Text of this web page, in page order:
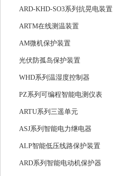
ARD-KHD-SO3系列抗晃电装置
ARTM在线测温装置
AM微机保护装置
光伏防孤岛保护装置
WHD系列温湿度控制器
PZ系列可编程智能电测仪表
ARTU系列三遥单元
ASJ系列智能电力继电器
ALP智能低压线路保护装置
ARD系列智能电动机保护器